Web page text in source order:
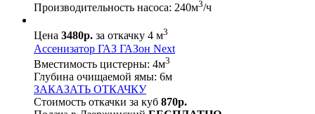
Производительность насоса: 240м3/ч
Цена 3480р. за откачку 4 м3
Ассенизатор ГАЗ ГАЗон Next
Вместимость цистерны: 4м3
Глубина очищаемой ямы: 6м
ЗАКАЗАТЬ ОТКАЧКУ
Стоимость откачки за куб 870р.